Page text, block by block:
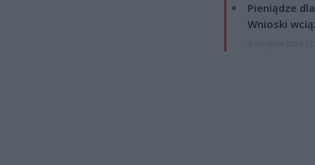
Pieniądze
Wnioski